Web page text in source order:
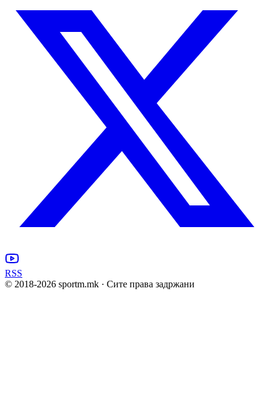
RSS
© 2018-2026 sportm.mk · Сите права задржани